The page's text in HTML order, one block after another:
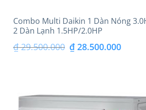
Combo Multi Daikin 1 Dàn Nóng
2 Dàn Lạnh 1.5HP/2.0HP
₫29.500.000 Giá
₫ 29.500.000.
₫ 28.500.000Giá
là: